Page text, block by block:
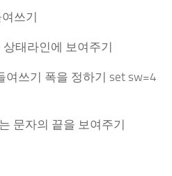
쓰기
태라인에 보여주기
쓰기 폭을 정하기 set sw=4
문자의 끝을 보여주기